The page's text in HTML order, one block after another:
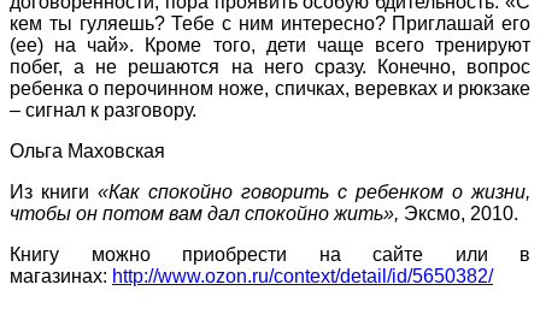
кем ты гуляешь? Тебе с ним интересно? Приглашай его
(ее) на чай». Кроме того, дети чаще всего тренируют
побег, а не решаются на него сразу. Конечно, вопрос
ребенка о перочинном ноже, спичках, веревках и рюкзаке
– сигнал к разговору.
Ольга Маховская
Из книги «Как спокойно говорить с ребенком о жизни,
чтобы он потом вам дал спокойно жить», Эксмо, 2010.
Книгу можно приобрести на сайте или в
магазинах: http://www.ozon.ru/context/detail/id/5650382/